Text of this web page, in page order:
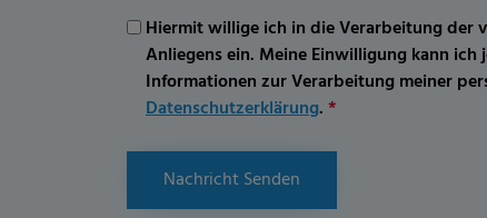
Hiermit willige ich in die Verarbeitung der
Anliegens ein. Meine Einwilligung kann
Informationen zur Verarbeitung meiner
Datenschutzerklärung.*
Nachricht Senden